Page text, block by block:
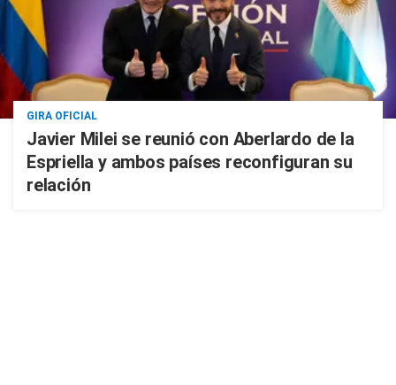
GIRA OFICIAL
Javier Milei se reunió con Aberlardo de la
Espriella y ambos países reconfiguran su
relación